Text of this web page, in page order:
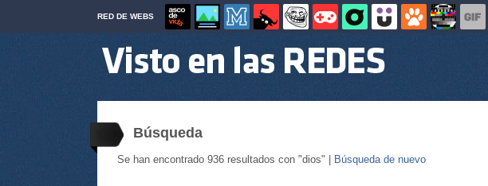
RED DE WEBS
Búsqueda
Se han encontrado 936 resultados con "dios" | Búsqueda de nuevo